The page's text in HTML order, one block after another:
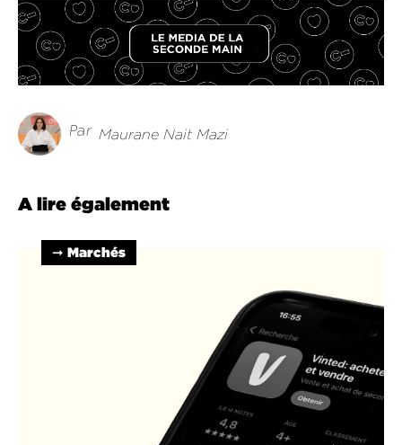
Par Maurane Nait Mazi
A lire également
➞ Marchés